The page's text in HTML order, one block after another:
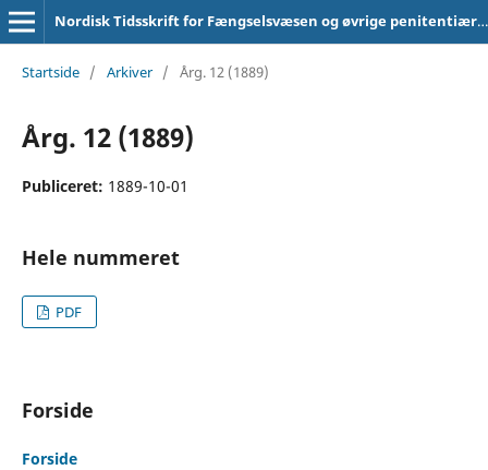
Nordisk Tidsskrift for Fængselsvæsen og øvrige penitentiære institutioner
Startside / Arkiver / Årg. 12 (1889)
Årg. 12 (1889)
Publiceret: 1889-10-01
Hele nummeret
PDF
Forside
Forside